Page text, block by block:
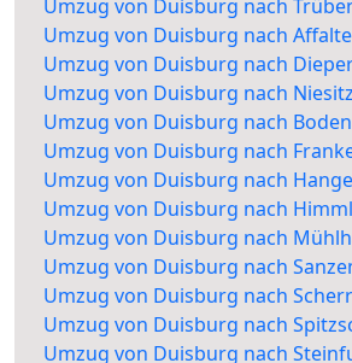
Umzug von Duisburg nach
Umzug von Duisburg nach
Umzug von Duisburg nach
Umzug von Duisburg nach Niesitz
Umzug von Duisburg nach
Umzug von Duisburg nach
Umzug von Duisburg nach
Umzug von Duisburg nach
Umzug von Duisburg nach
Umzug von Duisburg nach
Umzug von Duisburg nach
Umzug von Duisburg nach
Umzug von Duisburg nach